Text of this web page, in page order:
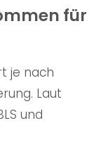
für
je nach
Laut
und